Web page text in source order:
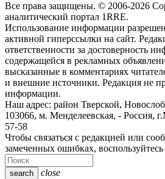
Все права защищены. © 2006-2026
аналитический портал 1RRE.
Использование информации
активной гиперссылки на сайт.
ответственности за достоверность
содержащейся в рекламных
высказанные в комментариях
и внешние источники. Редакция не
информации.
Наш адрес: район Тверской,
103066, м. Менделеевская, - Россия,
57-58
Чтобы связаться с редакцией или
замеченных ошибках, воспользуйтесь
search close